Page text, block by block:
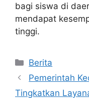
bagi siswa di
mendapat
tinggi.
Kategori
Berita
Pemerintah
Tingkatkan